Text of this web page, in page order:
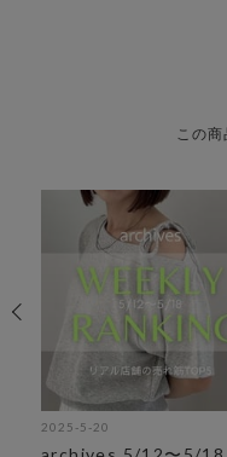
この
2025-5-20